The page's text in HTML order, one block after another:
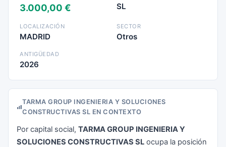
3.000,00 € SL
LOCALIZACIÓN
MADRID
SECTOR
Otros
ANTIGÜEDAD
2026
TARMA GROUP INGENIERIA Y SOLUCIONES
CONSTRUCTIVAS SL EN CONTEXTO
Por capital social, TARMA GROUP INGENIERIA Y
SOLUCIONES CONSTRUCTIVAS SL ocupa la posición